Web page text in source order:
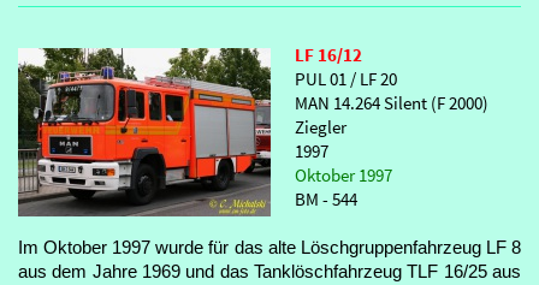
LF 16/12
PUL 01 / LF 20
MAN 14.264 Silent (F 2000)
Ziegler
1997
Oktober 1997
BM - 544
Im Oktober 1997 wurde für das alte Löschgruppenfahrzeug LF 8
aus dem Jahre 1969 und das Tanklöschfahrzeug TLF 16/25 aus